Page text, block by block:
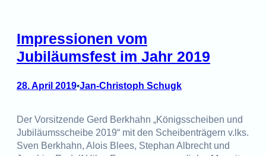
Impressionen vom
Jubiläumsfest im Jahr 2019
28. April 2019•Jan-Christoph Schugk
Der Vorsitzende Gerd Berkhahn „Königsscheiben und
Jubiläumsscheibe 2019“ mit den Scheibenträgern v.lks.
Sven Berkhahn, Alois Blees, Stephan Albrecht und